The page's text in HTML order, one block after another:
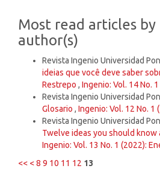
Most read articles by
author(s)
Revista Ingenio Universidad
ideias que você deve saber
Restrepo , Ingenio: Vol. 14 No.
Revista Ingenio Universidad
Glosario , Ingenio: Vol. 12 No. 1
Revista Ingenio Universidad
Twelve ideas you should know
Ingenio: Vol. 13 No. 1 (2022):
<< <8 9 10 11 12 13